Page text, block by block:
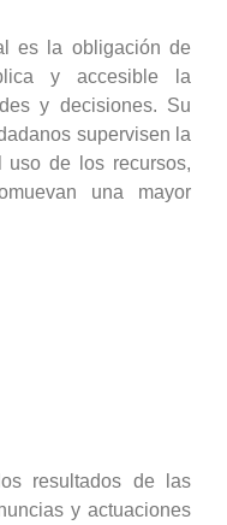
es la obligación de
y accesible la
y decisiones. Su
supervisen la
uso de los recursos,
una mayor
resultados de las
y actuaciones